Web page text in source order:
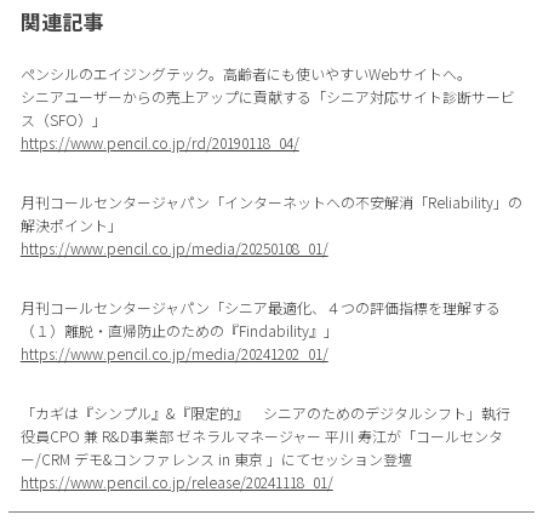
関連記事
ペンシルのエイジングテック。高齢者にも使いやすいWebサイトへ。
シニアユーザーからの売上アップに貢献する「シニア対応サイト診断サービ
ス（SFO）」
https://www.pencil.co.jp/rd/20190118_04/
月刊コールセンタージャパン「インターネットへの不安解消「Reliability」の
解決ポイント」
https://www.pencil.co.jp/media/20250108_01/
月刊コールセンタージャパン「シニア最適化、４つの評価指標を理解する
（１）離脱・直帰防止のための『Findability』」
https://www.pencil.co.jp/media/20241202_01/
「カギは『シンプル』&『限定的』 シニアのためのデジタルシフト」執行
役員CPO 兼 R&D事業部 ゼネラルマネージャー 平川 寿江が「コールセンタ
ー/CRM デモ&コンファレンス in 東京 」にてセッション登壇
https://www.pencil.co.jp/release/20241118_01/